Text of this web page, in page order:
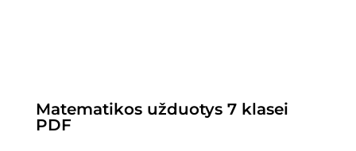
Matematikos užduotys 7 klasei
PDF